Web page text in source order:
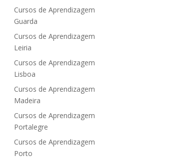
Cursos de Aprendizagem
Guarda
Cursos de Aprendizagem
Leiria
Cursos de Aprendizagem
Lisboa
Cursos de Aprendizagem
Madeira
Cursos de Aprendizagem
Portalegre
Cursos de Aprendizagem
Porto